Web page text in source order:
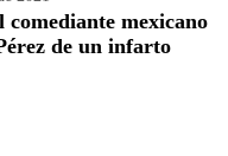
comediante mexicano
de un infarto